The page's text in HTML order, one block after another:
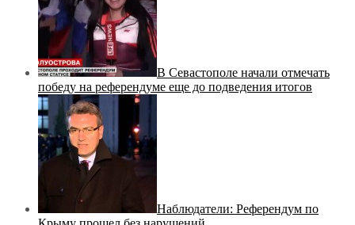
В Севастополе начали отмечать
победу на референдуме еще до подведения итогов
Наблюдатели: Референдум по